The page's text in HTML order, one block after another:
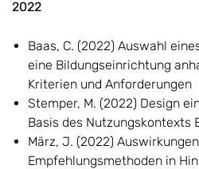
2022
Baas, C. (2022) Auswahl
eine Bildungseinrichtung
Kriterien und Anforderungen
Stemper, M. (2022) Design
Basis des Nutzungskontexts
März, J. (2022)
Empfehlungsmethoden in